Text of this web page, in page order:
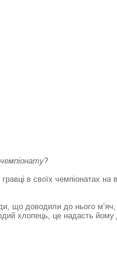
в своїх чемпіонатах на
що доводили до нього м’яч,
хлопець, це надасть йому